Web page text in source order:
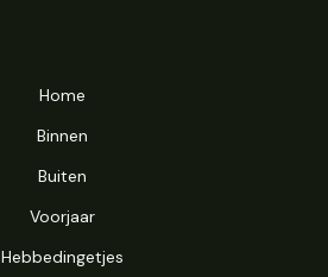
Home
Binnen
Buiten
Voorjaar
Hebbedingetjes